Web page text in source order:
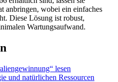
anbringen, wobei ein einfaches
Diese Lösung ist robust,
Wartungsaufwand.
lesen
und natürlichen Ressourcen